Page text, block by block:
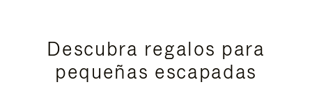
Descubra regalos para
pequeñas escapadas